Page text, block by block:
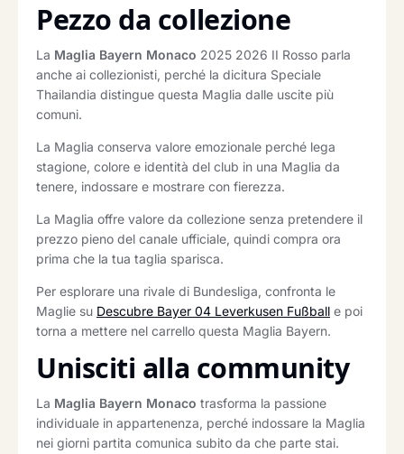
Pezzo da collezione
La Maglia Bayern Monaco 2025 2026 II Rosso parla
anche ai collezionisti, perché la dicitura Speciale
Thailandia distingue questa Maglia dalle uscite più
comuni.
La Maglia conserva valore emozionale perché lega
stagione, colore e identità del club in una Maglia da
tenere, indossare e mostrare con fierezza.
La Maglia offre valore da collezione senza pretendere il
prezzo pieno del canale ufficiale, quindi compra ora
prima che la tua taglia sparisca.
Per esplorare una rivale di Bundesliga, confronta le
Maglie su Descubre Bayer 04 Leverkusen Fußball e poi
torna a mettere nel carrello questa Maglia Bayern.
Unisciti alla community
La Maglia Bayern Monaco trasforma la passione
individuale in appartenenza, perché indossare la Maglia
nei giorni partita comunica subito da che parte stai.